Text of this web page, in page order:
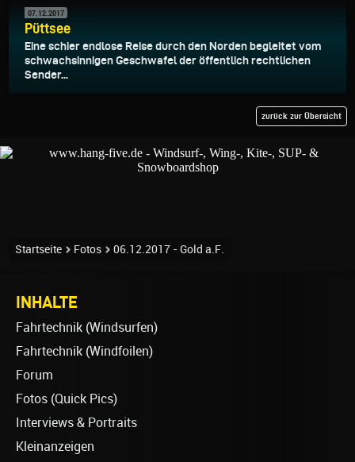
07.12.2017
Püttsee
Eine schier endlose Reise durch den Norden begleitet vom
schwachsinnigen Geschwafel der öffentlich rechtlichen
Sender...
zurück zur Übersicht
Startseite Fotos 06.12.2017 - Gold a.F.
INHALTE
Fahrtechnik (Windsurfen)
Fahrtechnik (Windfoilen)
Forum
Fotos (Quick Pics)
Interviews & Portraits
Kleinanzeigen